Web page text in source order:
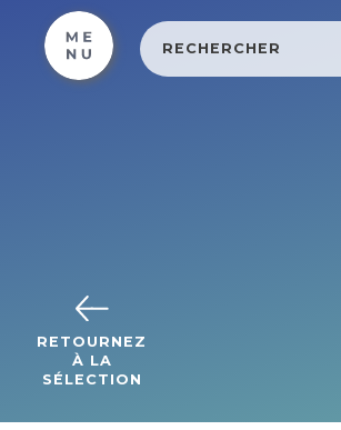
RETOURNEZ
À LA
SÉLECTION
Cookies management panel